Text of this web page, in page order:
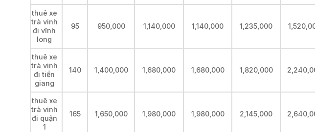
thuê xe
trà vinh
đi vĩnh
long
95 950,000 1,140,000 1,140,000 1,235,000
thuê xe
trà vinh
đi tiền
giang
140 1,400,000 1,680,000 1,680,000 1,820,000
thuê xe
trà vinh
đi quận
1
165 1,650,000 1,980,000 1,980,000 2,145,000